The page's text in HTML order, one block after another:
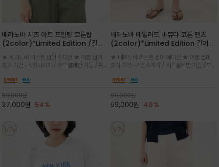
베라노바 치즈 아트 프린팅 코튼탑
(2color)*Limited Edition /길어
세요 ^^
★ 베라노바 라스트 썸머 에디션 ★ 여름 썸머
휴가 기간 ~소진시까지 / 카드결제만 가능 /프론
러스트 프린트가 더해져 과하지 않으면서도 세련
59,000원
27,000원 54%
베라노바 테일러드 버뮤다 코튼 팬츠
(2color)*Limited Edition 길어진
^^
★ 베라노바 라스트 썸머 에디션 ★ 여름 썸머
휴가 기간 ~소진시까지 / 카드결제만 가능 /부드
은은한 매트 컬러가 고급스러운 분위기
99,000원
59,000원 40%